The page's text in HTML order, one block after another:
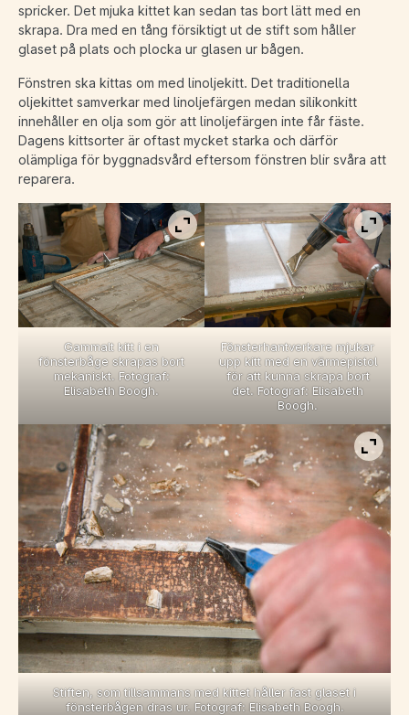
spricker. Det mjuka kittet kan sedan tas bort lätt med en
skrapa. Dra med en tång försiktigt ut de stift som håller
glaset på plats och plocka ur glasen ur bågen.
Fönstren ska kittas om med linoljekitt. Det traditionella
oljekittet samverkar med linoljefärgen medan silikonkitt
innehåller en olja som gör att linoljefärgen inte får fäste.
Dagens kittsorter är oftast mycket starka och därför
olämpliga för byggnadsvård eftersom fönstren blir svåra att
reparera.
Visa bild i fullskärm
Gammalt kitt i en
fönsterbåge skrapas bort
mekaniskt. Fotograf:
Elisabeth Boogh.
Visa
Fönsterhantverkare mjukar
upp kitt med en värmepistol
för att kunna skrapa bort
det. Fotograf: Elisabeth
Boogh.
Visa
Stiften, som tillsammans med kittet håller fast glaset i
fönsterbågen dras ur. Fotograf: Elisabeth Boogh.